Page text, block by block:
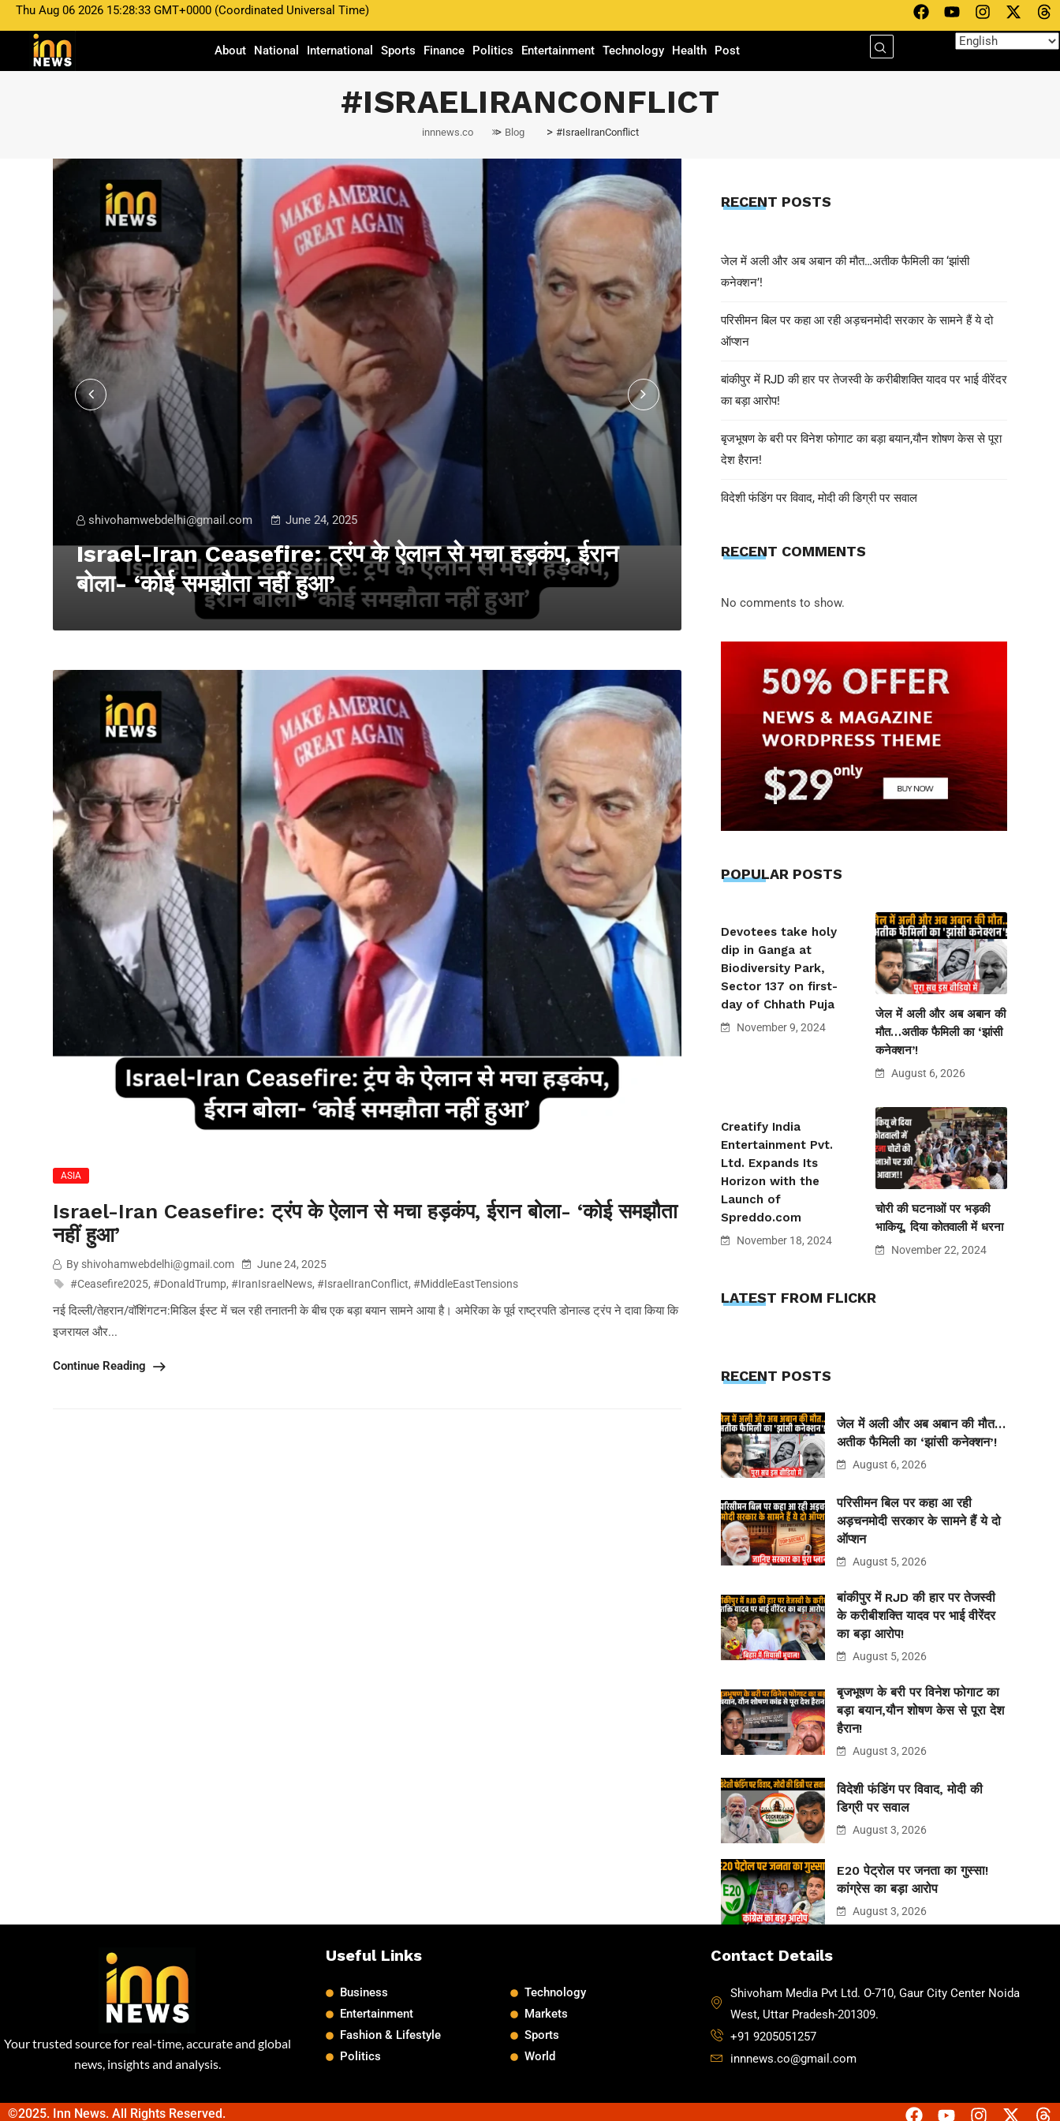
Thu Aug 06 2026 15:28:33 GMT+0000 (Coordinated Universal Time)
About National International Sports Finance Politics Entertainment Technology Health Post
#ISRAELIRANCONFLICT
innnews.co > Blog > #IsraelIranConflict
shivohamwebdelhi@gmail.com June 24, 2025
Israel-Iran Ceasefire: ट्रंप के ऐलान से मचा हड़कंप, ईरान
बोला- ‘कोई समझौता नहीं हुआ’
Israel-Iran Ceasefire: ट्रंप के
ASIA
Israel-Iran Ceasefire: ट्रंप के ऐलान से मचा हड़कंप, ईरान बोला- ‘कोई समझौता
नहीं हुआ’
By shivohamwebdelhi@gmail.com
June 24, 2025
#Ceasefire2025, #DonaldTrump, #IranIsraelNews, #IsraelIranConflict, #MiddleEastTensions
नई दिल्ली/तेहरान/वॉशिंगटन:मिडिल ईस्ट में चल रही तनातनी के बीच एक बड़ा बयान सामने आया है। अमेरिका के पूर्व राष्ट्रपति डोनाल्ड ट्रंप ने दावा किया कि
इजरायल और...
Continue Reading
RECENT POSTS
जेल में अली और अब अबान की मौत…अतीक फैमिली का ‘झांसी
कनेक्शन’!
परिसीमन बिल पर कहा आ रही अड़चनमोदी सरकार के सामने हैं ये दो
ऑप्शन
बांकीपुर में RJD की हार पर तेजस्वी के करीबीशक्ति यादव पर भाई वीरेंदर
का बड़ा आरोप!
बृजभूषण के बरी पर विनेश फोगाट का बड़ा बयान,यौन शोषण केस से पूरा
देश हैरान!
विदेशी फंडिंग पर विवाद, मोदी की डिग्री पर सवाल
RECENT COMMENTS
No comments to show.
POPULAR POSTS
Devotees take holy
dip in Ganga at
Biodiversity Park,
Sector 137 on first-
day of Chhath Puja
November 9, 2024
जेल में अली और अब अबान की
मौत…अतीक फैमिली का ‘झांसी
कनेक्शन’!
August 6, 2026
Creatify India
Entertainment Pvt.
Ltd. Expands Its
Horizon with the
Launch of
Spreddo.com
November 18, 2024
चोरी की घटनाओं पर भड़की
भाकियू, दिया कोतवाली में धरना
November 22, 2024
LATEST FROM FLICKR
RECENT POSTS
जेल में अली और अब अबान की मौत…
अतीक फैमिली का ‘झांसी कनेक्शन’!
August 6, 2026
परिसीमन बिल पर कहा आ रही
अड़चनमोदी सरकार के सामने हैं ये दो
ऑप्शन
August 5, 2026
बांकीपुर में RJD की हार पर तेजस्वी
के करीबीशक्ति यादव पर भाई वीरेंदर
का बड़ा आरोप!
August 5, 2026
बृजभूषण के बरी पर विनेश फोगाट का
बड़ा बयान,यौन शोषण केस से पूरा देश
हैरान!
August 3, 2026
विदेशी फंडिंग पर विवाद, मोदी की
डिग्री पर सवाल
August 3, 2026
E20 पेट्रोल पर जनता का गुस्सा!
कांग्रेस का बड़ा आरोप
August 3, 2026
Your trusted source for real-time, accurate and global
news, insights and analysis.
Useful Links
Business
Entertainment
Fashion & Lifestyle
Politics
Technology
Markets
Sports
World
Contact Details
Shivoham Media Pvt Ltd. O-710, Gaur City Center Noida
West, Uttar Pradesh-201309.
+91 9205051257
innnews.co@gmail.com
©2025. Inn News. All Rights Reserved.